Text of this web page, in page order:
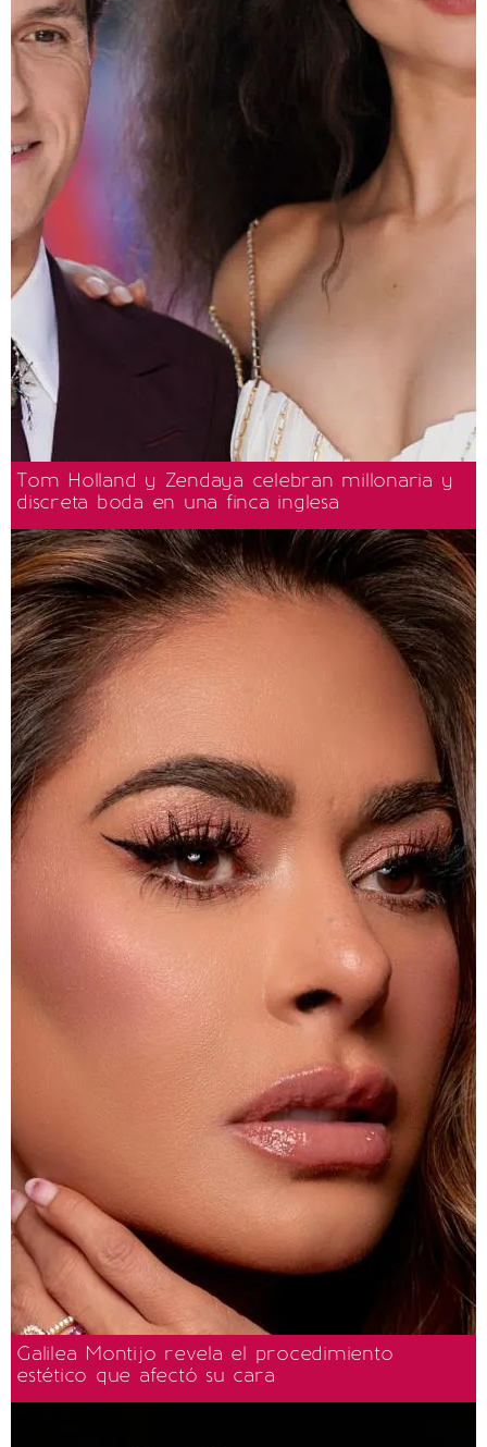
Tom Holland y Zendaya celebran millonaria y
discreta boda en una finca inglesa
Galilea Montijo revela el procedimiento
estético que afectó su cara